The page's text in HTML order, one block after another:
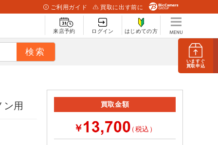
いますぐ
買取申込
ご利用ガイド 買取に出す前に
来店予約 ログイン はじめての方
用 買取金額
￥ （税込）